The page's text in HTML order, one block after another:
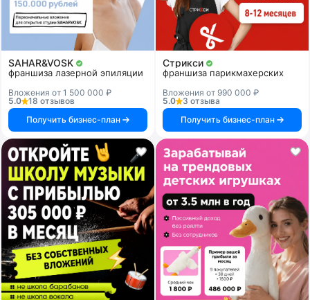
SAHAR&VOSK
франшиза лазерной эпиляции
Вложения от 1 500 000 ₽
5.0
18 отзывов
Получить бизнес-план
Стрикси
франшиза парикмахерских
Вложения от 990 000 ₽
5.0
3 отзыва
Получить бизнес-план